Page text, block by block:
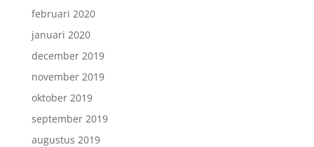
februari 2020
januari 2020
december 2019
november 2019
oktober 2019
september 2019
augustus 2019